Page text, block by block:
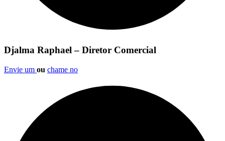
Djalma Raphael – Diretor Comercial
Envie um ou chame no